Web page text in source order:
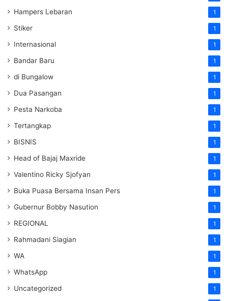
Hampers Lebaran 1
Stiker 1
Internasional 1
Bandar Baru 1
di Bungalow 1
Dua Pasangan 1
Pesta Narkoba 1
Tertangkap 1
BISNIS 1
Head of Bajaj Maxride 1
Valentino Ricky Sjofyan 1
Buka Puasa Bersama Insan Pers 1
Gubernur Bobby Nasution 1
REGIONAL 1
Rahmadani Siagian 1
WA 1
WhatsApp 1
Uncategorized 1